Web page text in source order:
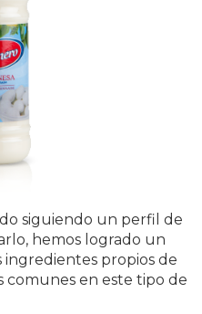
siguiendo un perfil de
hemos logrado un
propios de
comunes en este tipo de